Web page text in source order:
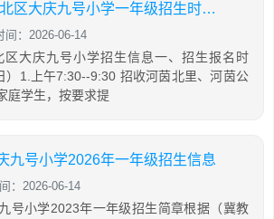
2026年唐山市路北区大庆九号小学一年级招生时间+地点
间：2026-06-14
区大庆九号小学招生信息一、招生报名时
）1.上午7:30--9:30 招收河茵北里、河茵公
庭学生，按要求提
九号小学2026年一年级招生信息
：2026-06-14
号小学2023年一年级招生简章根据（冀教